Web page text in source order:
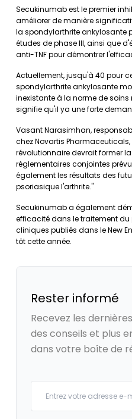
Secukinumab est le premier
améliorer de manière
la spondylarthrite ankylosante
études de phase III, ainsi que
anti-TNF pour démontrer
Actuellement, jusqu'à 40 pour
spondylarthrite ankylosante
inexistante à la norme de
signifie qu'il ya une forte
Vasant Narasimhan,
chez Novartis
révolutionnaire devrait former
réglementaires conjointes
également les résultats des
psoriasique l'arthrite."
Secukinumab a également
efficacité dans le traitement
cliniques publiés dans le New
tôt cette année.
Rester informé
Recevez les
des conseils et plus
dans votre boîte de